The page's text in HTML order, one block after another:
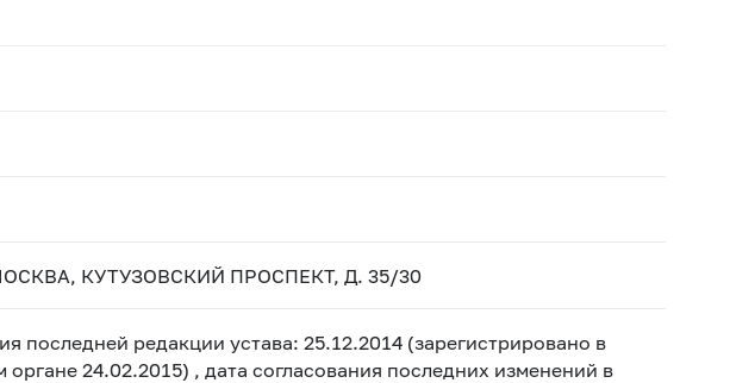
КУТУЗОВСКИЙ ПРОСПЕКТ, Д. 35/30
последней редакции устава: 25.12.2014 (зарегистрировано в
24.02.2015) , дата согласования последних изменений в